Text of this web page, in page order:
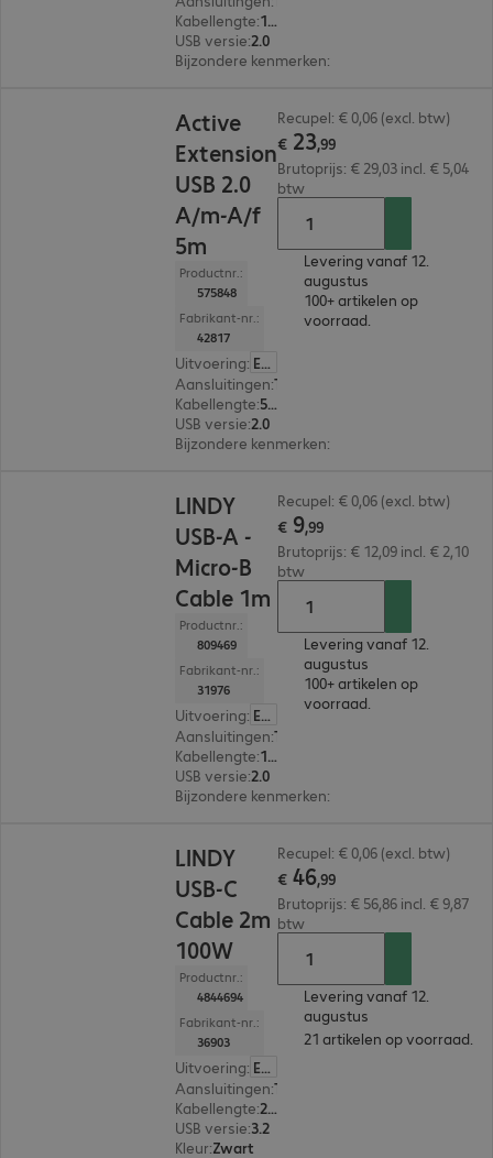
Kabellengte: 10 m
USB versie:2.0
Bijzondere kenmerken:
Active
Extension
USB 2.0
A/m-A/f
5m
Productnr.:
575848
Fabrikant-nr.:
42817
Uitvoering: Europa
Aansluitingen:
Kabellengte: 5 m
USB versie:2.0
Bijzondere kenmerken:
Recupel: € 0,06 (excl. btw)
€ 23,99
Brutoprijs: € 29,03 incl. € 5,04
btw
Levering vanaf 12.
augustus
100+ artikelen op
voorraad.
LINDY
USB-A -
Micro-B
Cable 1m
Productnr.:
809469
Fabrikant-nr.:
31976
Uitvoering: Europa
Aansluitingen:
Kabellengte: 1 m
USB versie:2.0
Bijzondere kenmerken:
Recupel: € 0,06 (excl. btw)
€ 9,99
Brutoprijs: € 12,09 incl. € 2,10
btw
Levering vanaf 12.
augustus
100+ artikelen op
voorraad.
LINDY
USB-C
Cable 2m
100W
Productnr.:
4844694
Fabrikant-nr.:
36903
Uitvoering: Europa
Aansluitingen:
Kabellengte: 2 m
USB versie:3.2
Kleur:Zwart
Recupel: € 0,06 (excl. btw)
€ 46,99
Brutoprijs: € 56,86 incl. € 9,87
btw
Levering vanaf 12.
augustus
21 artikelen op voorraad.